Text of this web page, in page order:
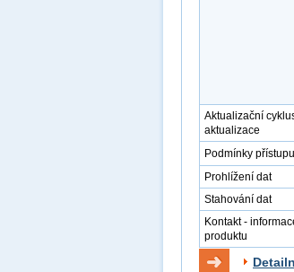
Aktualizační
aktualizace
Podmínky
Prohlížení dat
Stahování dat
Kontakt -
produktu